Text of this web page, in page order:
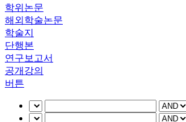
학위논문
해외학술논문
학술지
단행본
연구보고서
공개강의
버튼